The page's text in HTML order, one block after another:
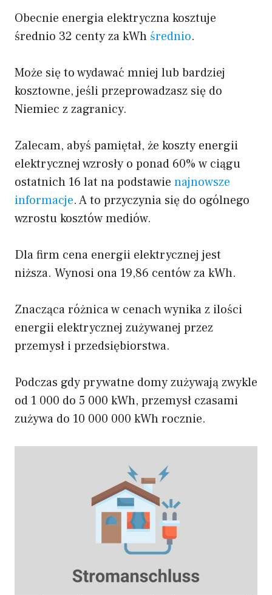
Obecnie energia elektryczna kosztuje
średnio 32 centy za kWh średnio.
Może się to wydawać mniej lub bardziej
kosztowne, jeśli przeprowadzasz się do
Niemiec z zagranicy.
Zalecam, abyś pamiętał, że koszty energii
elektrycznej wzrosły o ponad 60% w ciągu
ostatnich 16 lat na podstawie najnowsze
informacje. A to przyczynia się do ogólnego
wzrostu kosztów mediów.
Dla firm cena energii elektrycznej jest
niższa. Wynosi ona 19,86 centów za kWh.
Znacząca różnica w cenach wynika z ilości
energii elektrycznej zużywanej przez
przemysł i przedsiębiorstwa.
Podczas gdy prywatne domy zużywają zwykle
od 1 000 do 5 000 kWh, przemysł czasami
zużywa do 10 000 000 kWh rocznie.